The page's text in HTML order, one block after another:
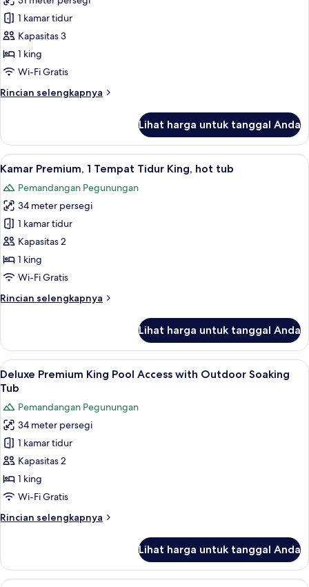
(Rice
Field
View)
Kamar
Deluks,
1
Tempat
King,
kolam
renang
1 kamar tidur
Kapasitas 3
1 king
Wi-Fi Gratis
Rincian selengkapnya
Rincian
Kamar
Deluks,
1
Tidur
King,
akses
ke
kolam
renang
Lihat harga untuk tanggal Anda
Lihat
semua
foto
untuk
Kamar
Premium,
1
Tempat
King,
Kamar Premium, 1 Tempat Tidur
7
Kamar Premium, 1 Tempat Tidur King, hot tub
Pemandangan Pegunungan
34 meter persegi
1 kamar tidur
Kapasitas 2
1 king
Wi-Fi Gratis
Rincian selengkapnya
Rincian
Kamar
Premium,
1
Tempat
King,
hot
tub
Lihat harga untuk tanggal Anda
Lihat
semua
untuk
Deluxe
Premium
King
Pool
Access
Outdoor
Deluxe Premium King Pool Access
7
Deluxe Premium King Pool Access with Outdoor Soaking
Tub
Pemandangan Pegunungan
34 meter persegi
1 kamar tidur
Kapasitas 2
1 king
Wi-Fi Gratis
Rincian selengkapnya
Rincian
Deluxe
Premium
Lihat harga untuk tanggal Anda
Sutera Garden Villa with Private